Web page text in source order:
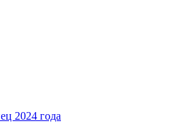
2024 года